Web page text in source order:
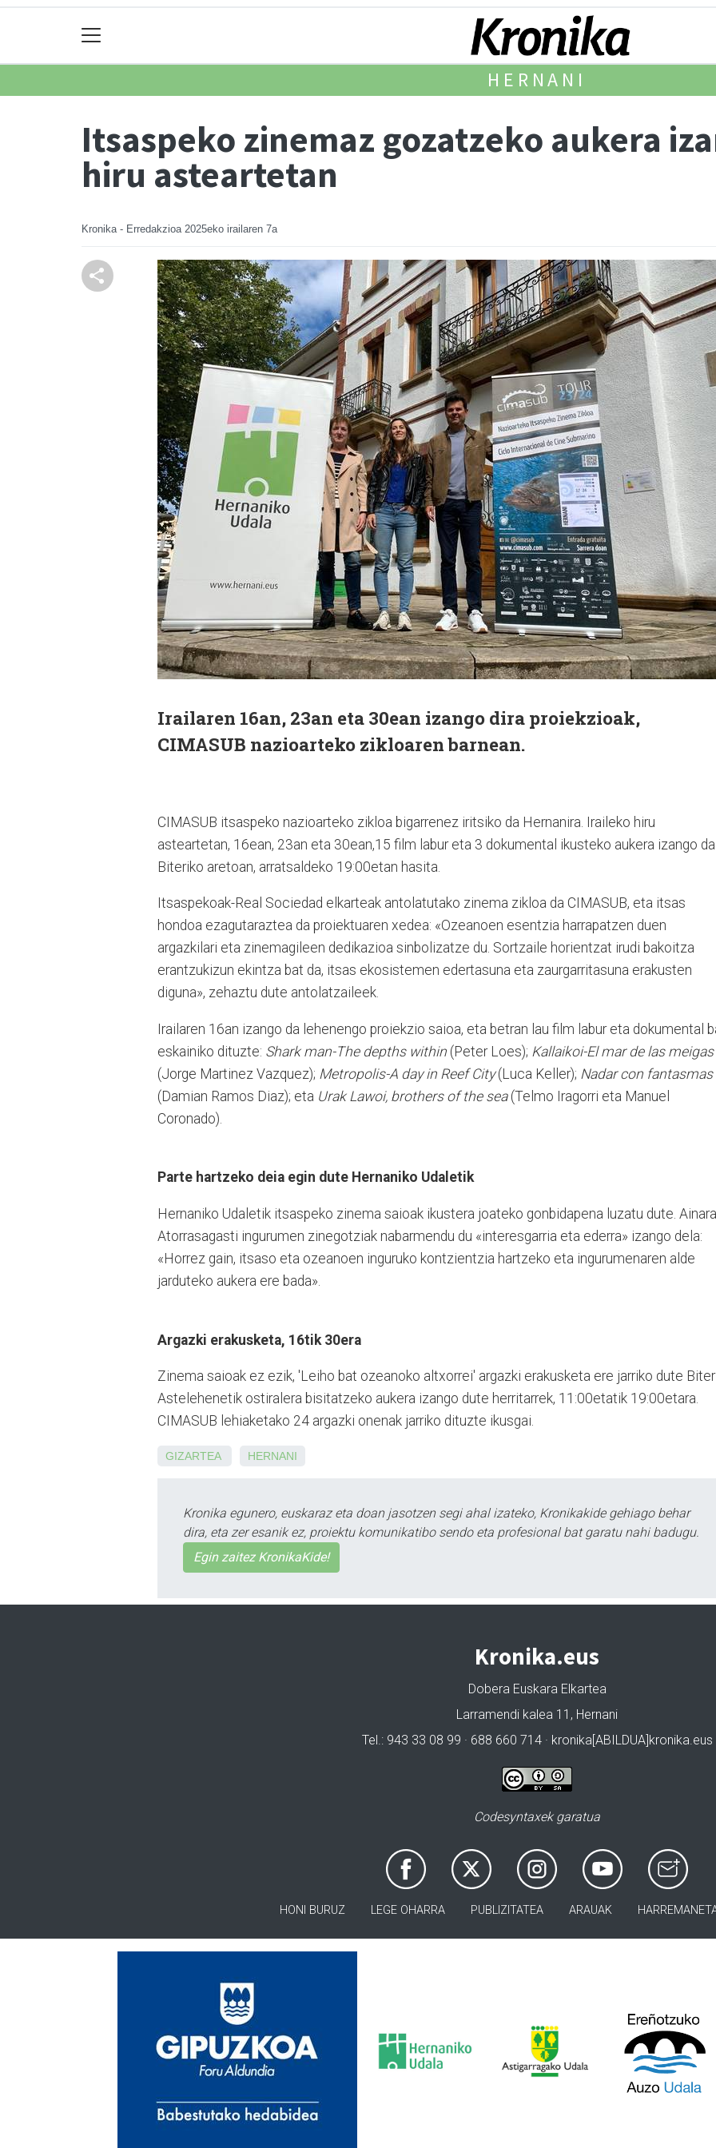
HERNANI
Itsaspeko zinemaz gozatzeko aukera
hiru asteartetan
Kronika - Erredakzioa 2025eko irailaren 7a
Irailaren 16an, 23an eta 30ean izango dira proiekzioak,
CIMASUB nazioarteko zikloaren barnean.
CIMASUB itsaspeko nazioarteko zikloa bigarrenez iritsiko da Hernanira. Iraileko hiru
asteartetan, 16ean, 23an eta 30ean,15 film labur eta 3 dokumental ikusteko aukera izango da
Biteriko aretoan, arratsaldeko 19:00etan hasita.
Itsaspekoak-Real Sociedad elkarteak antolatutako zinema zikloa da CIMASUB, eta itsas
hondoa ezagutaraztea da proiektuaren xedea: «Ozeanoen esentzia harrapatzen duen
argazkilari eta zinemagileen dedikazioa sinbolizatze du. Sortzaile horientzat irudi bakoitza
erantzukizun ekintza bat da, itsas ekosistemen edertasuna eta zaurgarritasuna erakusten
diguna», zehaztu dute antolatzaileek.
Irailaren 16an izango da lehenengo proiekzio saioa, eta betran lau film labur eta dokumental
eskainiko dituzte: Shark man-The depths within (Peter Loes); Kallaikoi-El mar de las meigas
(Jorge Martinez Vazquez); Metropolis-A day in Reef City(Luca Keller); Nadar con fantasmas
(Damian Ramos Diaz); eta Urak Lawoi, brothers of the sea (Telmo Iragorri eta Manuel
Coronado).
Parte hartzeko deia egin dute Hernaniko Udaletik
Hernaniko Udaletik itsaspeko zinema saioak ikustera joateko gonbidapena luzatu dute. Ainara
Atorrasagasti ingurumen zinegotziak nabarmendu du «interesgarria eta ederra» izango dela:
«Horrez gain, itsaso eta ozeanoen inguruko kontzientzia hartzeko eta ingurumenaren alde
jarduteko aukera ere bada».
Argazki erakusketa, 16tik 30era
Zinema saioak ez ezik, 'Leiho bat ozeanoko altxorrei' argazki erakusketa ere jarriko dute
Astelehenetik ostiralera bisitatzeko aukera izango dute herritarrek, 11:00etatik 19:00etara.
CIMASUB lehiaketako 24 argazki onenak jarriko dituzte ikusgai.
GIZARTEA HERNANI
Kronika egunero, euskaraz eta doan jasotzen segi ahal izateko, Kronikakide gehiago behar
dira, eta zer esanik ez, proiektu komunikatibo sendo eta profesional bat garatu nahi badugu.
Egin zaitez KronikaKide!
Kronika.eus
Dobera Euskara Elkartea
Larramendi kalea 11, Hernani
Tel.: 943 33 08 99 · 688 660 714 · kronika[ABILDUA]kronika.eus
Codesyntaxek garatua
HONI BURUZ LEGE OHARRA PUBLIZITATEA ARAUAK